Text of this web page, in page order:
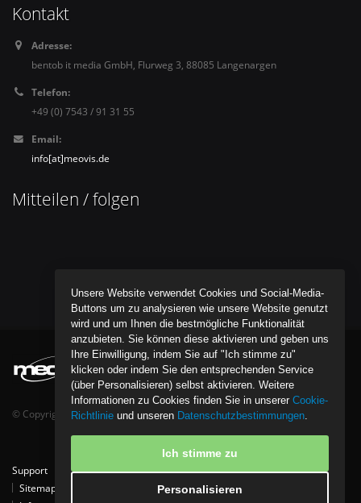
Kontakt
Adresse:
bentob it media GmbH, Flurweg 3, 88085 Langenargen
Telefon:
+49 (0) 7543 / 91 31 55
Email:
info[at]meovis.de
Mitteilen / folgen
© Copyright bentob it media GmbH - All Rights Reserved.
Support Tipps Kontakt Partner Download
Referenzen
Sitemap
Cookie-Richtlinie
Unsere Website verwendet Cookies und Social-Media-
Buttons um zu analysieren wie unsere Website genutzt
wird und um Ihnen die bestmögliche Funktionalität
anzubieten. Sie können diese aktivieren und geben uns
Ihre Einwilligung, indem Sie auf "Ich stimme zu"
klicken oder indem Sie den entsprechenden Service
(über Personalisieren) selbst aktivieren. Weitere
Informationen zu Cookies finden Sie in unserer Cookie-
Richtlinie und unseren Datenschutzbestimmungen.
Ich stimme zu
Personalisieren